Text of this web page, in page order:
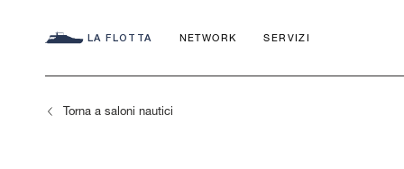
LA FLOTTA NETWORK SERVIZI
Torna a saloni nautici